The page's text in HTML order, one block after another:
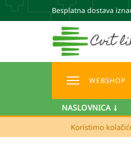
Besplatna dostava
WEBSHOP
NASLOVNICA
Koristimo